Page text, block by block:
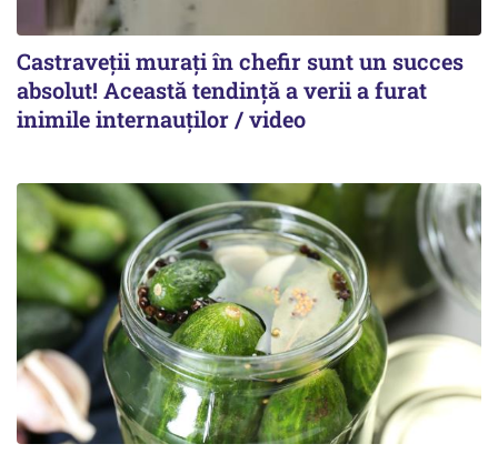
Castraveții murați în chefir sunt un succes
absolut! Această tendință a verii a furat
inimile internauților / video